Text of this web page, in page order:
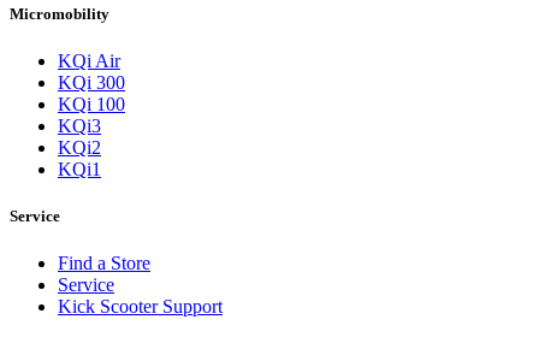
Micromobility
KQi Air
KQi 300
KQi 100
KQi3
KQi2
KQi1
Service
Find a Store
Service
Kick Scooter Support